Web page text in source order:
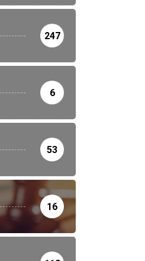
En attendant de mettre
place une...
247
6
53
16